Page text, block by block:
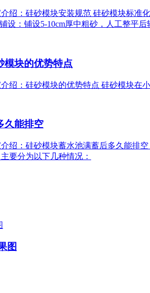
绍：硅砂模块安装规范 硅砂模块标准
设‌：铺设5-10cm厚中粗砂，人工整平
模块的优势特点
绍：硅砂模块的优势特点 硅砂模块
久能排空
绍：硅砂模块蓄水池满蓄后多久能排
要分为以下几种情况：
图